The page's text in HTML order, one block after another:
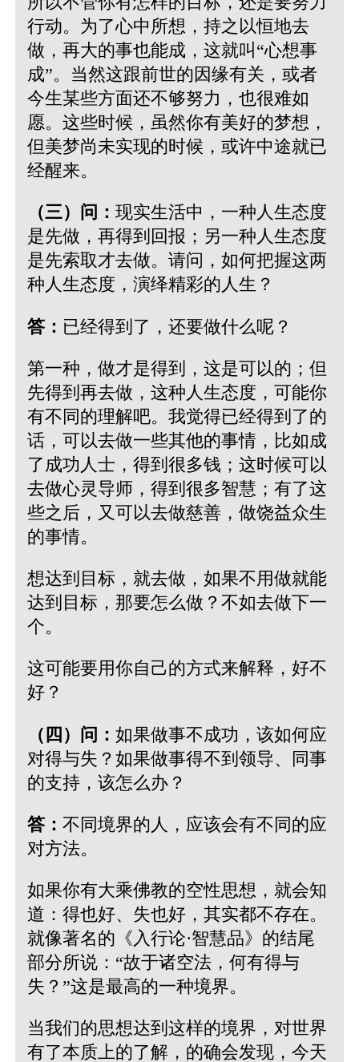
行动。为了心中所想，持之以恒地去
做，再大的事也能成，这就叫“心想事
成”。当然这跟前世的因缘有关，或者
今生某些方面还不够努力，也很难如
愿。这些时候，虽然你有美好的梦想，
但美梦尚未实现的时候，或许中途就已
经醒来。
（三）问： 现实生活中，一种人生态度
是先做，再得到回报；另一种人生态度
是先索取才去做。请问，如何把握这两
种人生态度，演绎精彩的人生？
答： 已经得到了，还要做什么呢？
第一种，做才是得到，这是可以的；但
先得到再去做，这种人生态度，可能你
有不同的理解吧。我觉得已经得到了的
话，可以去做一些其他的事情，比如成
了成功人士，得到很多钱；这时候可以
去做心灵导师，得到很多智慧；有了这
些之后，又可以去做慈善，做饶益众生
的事情。
想达到目标，就去做，如果不用做就能
达到目标，那要怎么做？不如去做下一
个。
这可能要用你自己的方式来解释，好不
好？
（四）问： 如果做事不成功，该如何应
对得与失？如果做事得不到领导、同事
的支持，该怎么办？
答： 不同境界的人，应该会有不同的应
对方法。
如果你有大乘佛教的空性思想，就会知
道：得也好、失也好，其实都不存在。
就像著名的《入行论·智慧品》的结尾
部分所说：“故于诸空法，何有得与
失？”这是最高的一种境界。
当我们的思想达到这样的境界，对世界
有了本质上的了解，的确会发现，今天